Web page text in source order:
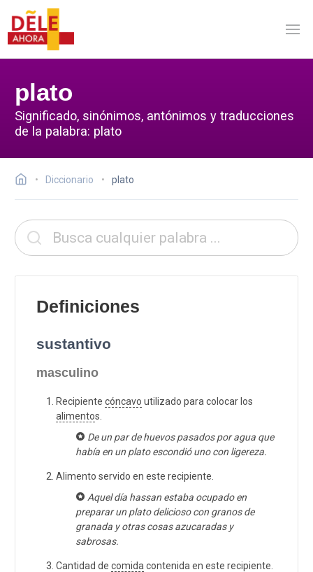
plato
Significado, sinónimos, antónimos y traducciones
de la palabra: plato
Diccionario plato
Definiciones
sustantivo
masculino
Recipiente cóncavo utilizado para colocar los
alimentos.
De un par de huevos pasados por agua que
había en un plato escondió uno con ligereza.
Alimento servido en este recipiente.
Aquel día hassan estaba ocupado en
preparar un plato delicioso con granos de
granada y otras cosas azucaradas y
sabrosas.
Cantidad de comida contenida en este recipiente.